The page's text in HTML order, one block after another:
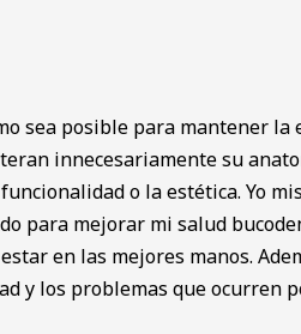
sea posible para mantener
innecesariamente su
o la estética. Yo
para mejorar mi salud
en las mejores manos.
y los problemas que ocurren